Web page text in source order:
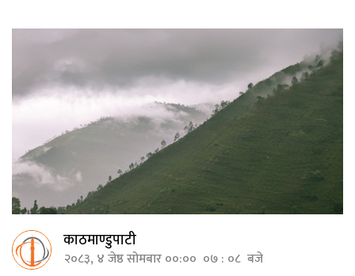
काठमाण्डुपाटी
२०८३, ४ जेष्ठ सोमबार ००:०० ०७ : ०८ बजे